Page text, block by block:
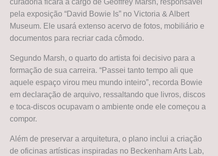
curadoria ficará a cargo de Geoffrey Marsh, responsável
pela exposição “David Bowie Is” no Victoria & Albert
Museum. Ele usará extenso acervo de fotos, mobiliário e
documentos para recriar cada cômodo.
Segundo Marsh, o quarto do artista foi decisivo para a
formação de sua carreira. “Passei tanto tempo ali que
aquele espaço virou meu mundo inteiro”, recorda Bowie
em declaração de arquivo, ressaltando que livros, discos
e toca-discos ocupavam o ambiente onde ele começou a
compor.
Além de preservar a arquitetura, o plano inclui a criação
de oficinas artísticas inspiradas no Beckenham Arts Lab,